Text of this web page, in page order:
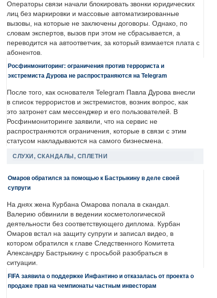
Операторы связи начали блокировать звонки юридических
лиц без маркировки и массовые автоматизированные
вызовы, на которые не заключены договоры. Однако, по
словам экспертов, вызов при этом не сбрасывается, а
переводится на автоответчик, за который взимается плата с
абонентов.
Росфинмониторинг: ограничения против террориста и
экстремиста Дурова не распространяются на Telegram
После того, как основателя Telegram Павла Дурова внесли
в список террористов и экстремистов, возник вопрос, как
это затронет сам мессенджер и его пользователей. В
Росфинмониторинге заявили, что на сервис не
распространяются ограничения, которые в связи с этим
статусом накладываются на самого бизнесмена.
СЛУХИ, СКАНДАЛЫ, СПЛЕТНИ
Омаров обратился за помощью к Бастрыкину в деле своей
супруги
На днях жена Курбана Омарова попала в скандал.
Валерию обвинили в ведении косметологической
деятельности без соответствующего диплома. Курбан
Омаров встал на защиту супруги и записал видео, в
котором обратился к главе Следственного Комитета
Александру Бастрыкину с просьбой разобраться в
ситуации.
FIFA заявила о поддержке Инфантино и отказалась от проекта о
продаже прав на чемпионаты частным инвесторам